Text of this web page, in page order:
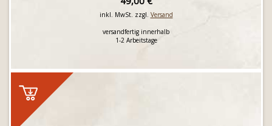
inkl. MwSt. zzgl. Versand
versandfertig innerhalb
1-2 Arbeitstage